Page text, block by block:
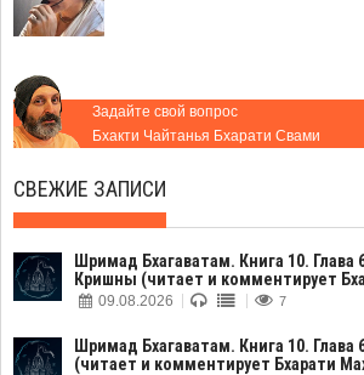
Задайте свой вопрос
Бхакти Чайтанья Бхарати Свами
СВЕЖИЕ ЗАПИСИ
Шримад Бхагаватам. Книга 10. Глава
Кришны (читает и комментирует
09.08.2026 7
Шримад Бхагаватам. Книга 10.
(читает и комментирует Бхарати